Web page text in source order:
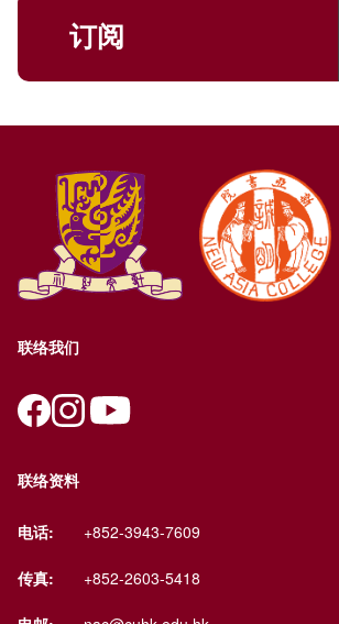
订阅
联络我们
联络资料
电话: +852-3943-7609
传真: +852-2603-5418